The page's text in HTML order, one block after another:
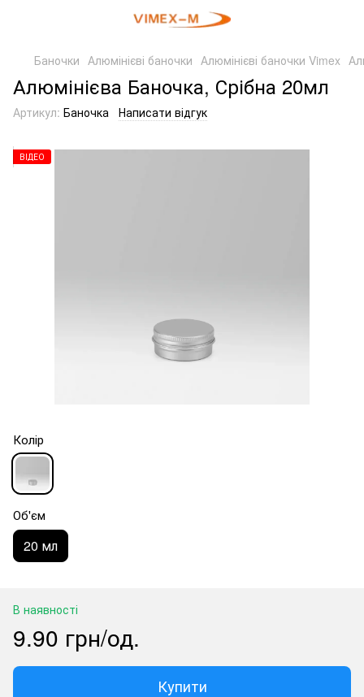
Баночки Алюмінієві баночки Алюмінієві баночки Vimex
Алюмінієва Баночка, Срібна 20мл
Артикул: Баночка Написати відгук
ВІДЕО
Колір
Об'єм
20 мл
В наявності
9.90 грн/од.
Купити